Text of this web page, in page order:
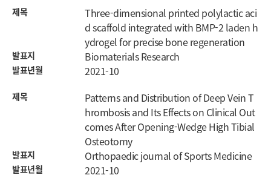
제목
Three-dimensional printed polylactic aci
d scaffold integrated with BMP-2 laden h
ydrogel for precise bone regeneration
발표지 Biomaterials Research
발표년월 2021-10
제목
Patterns and Distribution of Deep Vein T
hrombosis and Its Effects on Clinical Out
comes After Opening-Wedge High Tibial
Osteotomy
발표지 Orthopaedic journal of Sports Medicine
발표년월 2021-10